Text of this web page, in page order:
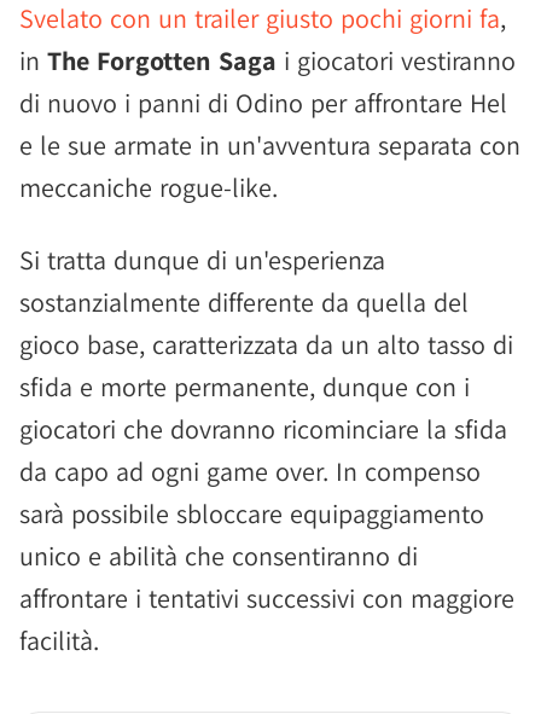
Svelato con un trailer giusto pochi giorni fa,
in The Forgotten Saga i giocatori vestiranno
di nuovo i panni di Odino per affrontare Hel
e le sue armate in un'avventura separata con
meccaniche rogue-like.
Si tratta dunque di un'esperienza
sostanzialmente differente da quella del
gioco base, caratterizzata da un alto tasso di
sfida e morte permanente, dunque con i
giocatori che dovranno ricominciare la sfida
da capo ad ogni game over. In compenso
sarà possibile sbloccare equipaggiamento
unico e abilità che consentiranno di
affrontare i tentativi successivi con maggiore
facilità.